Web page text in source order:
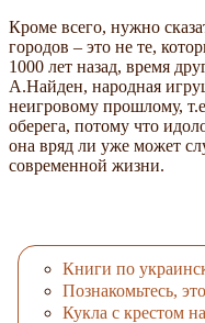
Кроме всего, нужно
городов – это не те,
1000 лет назад, время
А.Найден, народная
неигровому прошлому,
оберега, потому что
она вряд ли уже может
современной жизни.
Книги по
Познакомьтесь,
Кукла с крестом